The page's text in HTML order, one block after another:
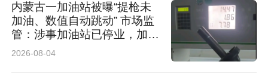
内蒙古一加油站被曝“提枪未
加油、数值自动跳动” 市场监
管：涉事加油站已停业，加油
机封存送检，鉴定结果未出无
2026-08-04